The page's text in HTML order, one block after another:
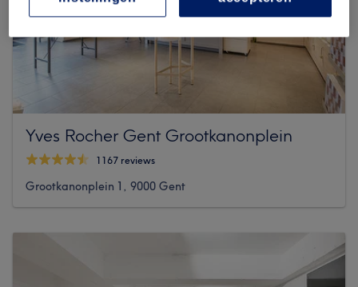
Yves Rocher Gent Grootkanonplein
1167 reviews
Grootkanonplein 1, 9000 Gent